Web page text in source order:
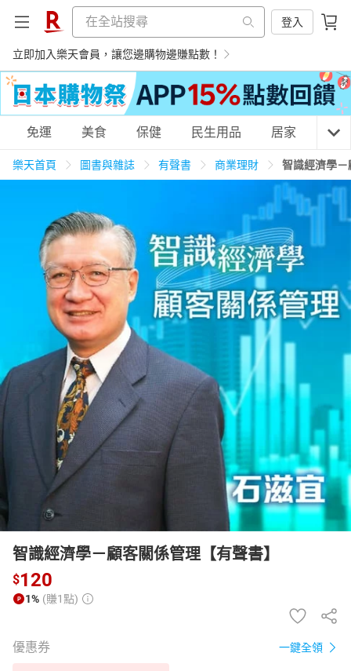
登入
立即加入樂天會員，讓您邊購物邊賺點數！
購物網分類
天天免運 民生用品
居家生活 3C家電 運動休閒 親子玩具
男裝 情趣用品
日本購物 電子/紙本書
HOT
免運 美食 保健 民生用品 居家 3C
樂天首頁 圖書與雜誌 有聲書 商業理財 智識經濟學
智識經濟學－顧客關係管理【有聲書】
$120
1% (賺1點)
優惠券 一鍵全領